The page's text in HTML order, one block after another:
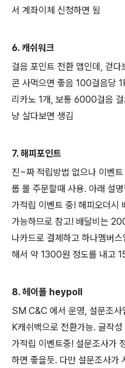
서 계좌이체 신청하면 됨
6. 캐쉬워크
걸음 포인트 전환 앱인데, 걷다
콘 사먹으면 좋음 100걸음당
리카노 1개, 보통 6000걸음
냥 살다보면 생김
7. 해피포인트
진~짜 적립방법 없으나 이벤
룹 몰 주문할때 사용. 아래 설
가적립 이벤트 중! 해피오더시
가능하므로 참고! 배달비는
나카드로 결제하고 하나멤버
해서 약 1300원 정도를 내고
8. 헤이폴 heypoll
SM C&C 에서 운영, 설문조
K캐쉬백으로 전환가능. 글작
가적립 이벤트중! 설문조사가
하면 좋을듯. 다만 설문조사가